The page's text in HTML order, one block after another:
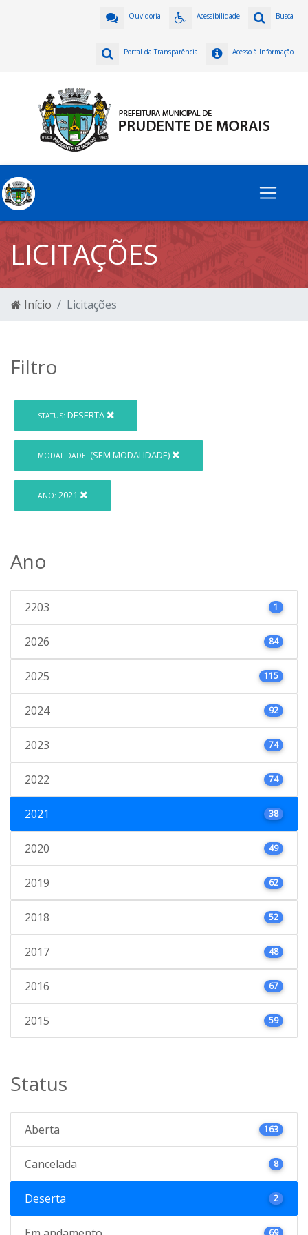
Busca
Acessibilidade
Ouvidoria
Acesso à Informação
Portal da Transparência
LICITAÇÕES
Início Licitações
Filtro
STATUS: DESERTA
MODALIDADE: (SEM MODALIDADE)
ANO: 2021
Ano
2203 1
2026 84
2025 115
2024 92
2023 74
2022 74
2021 38
2020 49
2019 62
2018 52
2017 48
2016 67
2015 59
Status
Aberta 163
Cancelada 8
Deserta 2
69